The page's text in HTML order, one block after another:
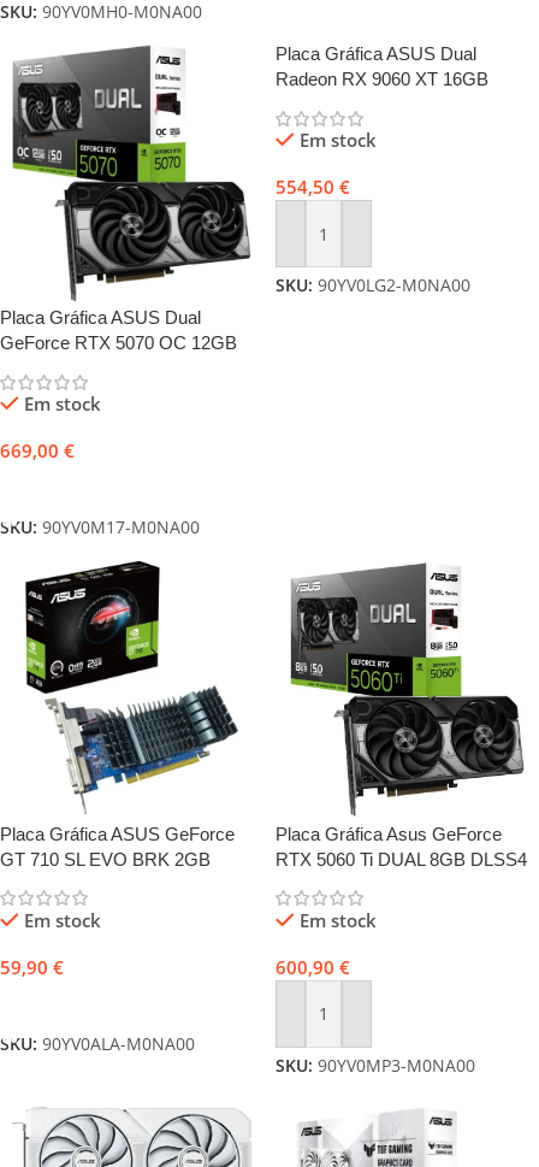
SKU: 90YV0MH0-M0NA00
Placa Gráfica ASUS Dual
GeForce RTX 5070 OC 12GB
Em stock
669,00 €
SKU: 90YV0M17-M0NA00
Placa Gráfica ASUS Dual
Radeon RX 9060 XT 16GB
Ventoinhas
Em stock
554,50 €
Adicionar
SKU: 90YV0LG2-M0NA00
Placa Gráfica ASUS GeForce
GT 710 SL EVO BRK 2GB
Em stock
59,90 €
SKU: 90YV0ALA-M0NA00
Placa Gráfica Asus GeForce
RTX 5060 Ti DUAL 8GB DLSS4
Em stock
600,90 €
Adicionar
SKU: 90YV0MP3-M0NA00